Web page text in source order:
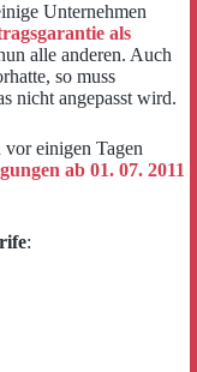
Unternehmen
als
alle anderen. Auch
so muss
nicht angepasst wird.
vor einigen Tagen
ab 01. 07. 2011
: